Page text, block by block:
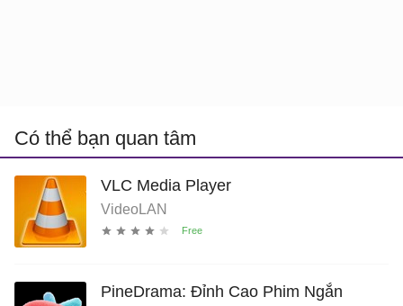
Có thể bạn quan tâm
VLC Media Player
VideoLAN
PineDrama: Đỉnh Cao Phim Ngắn